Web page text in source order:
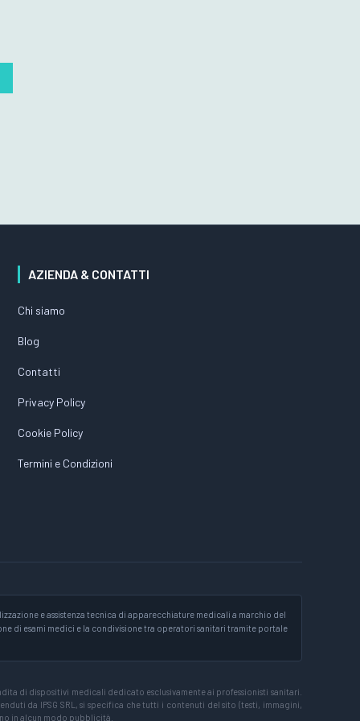
AZIENDA & CONTATTI
Chi siamo
Blog
Contatti
Privacy Policy
Cookie Policy
Termini e Condizioni
e assistenza tecnica di apparecchiature medicali a marchio del
di esami medici e la condivisione tra operatori sanitari tramite portale
di dispositivi medicali dedicato esclusivamente ai professionisti sanitari.
da IPSG SRL, si specifica che tutti i contenuti del sito (testi, immagini,
in alcun modo pubblicità.